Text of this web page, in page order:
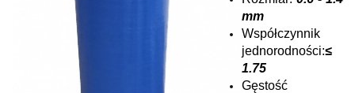
mm
Współczynnik
jednorodności:≤
1.75
Gęstość